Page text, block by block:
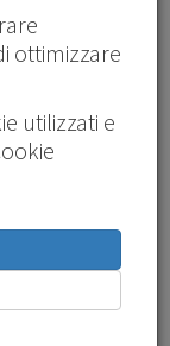
avatar, in
secondo
Group e
in una fase
un progetto
3.0”, la
metaverso.
nuova
ottimizzare
utilizzati e